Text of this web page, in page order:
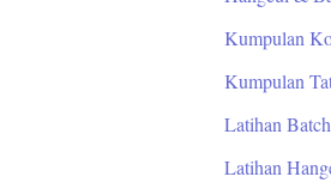
Kumpulan
Kumpulan
Latihan
Latihan